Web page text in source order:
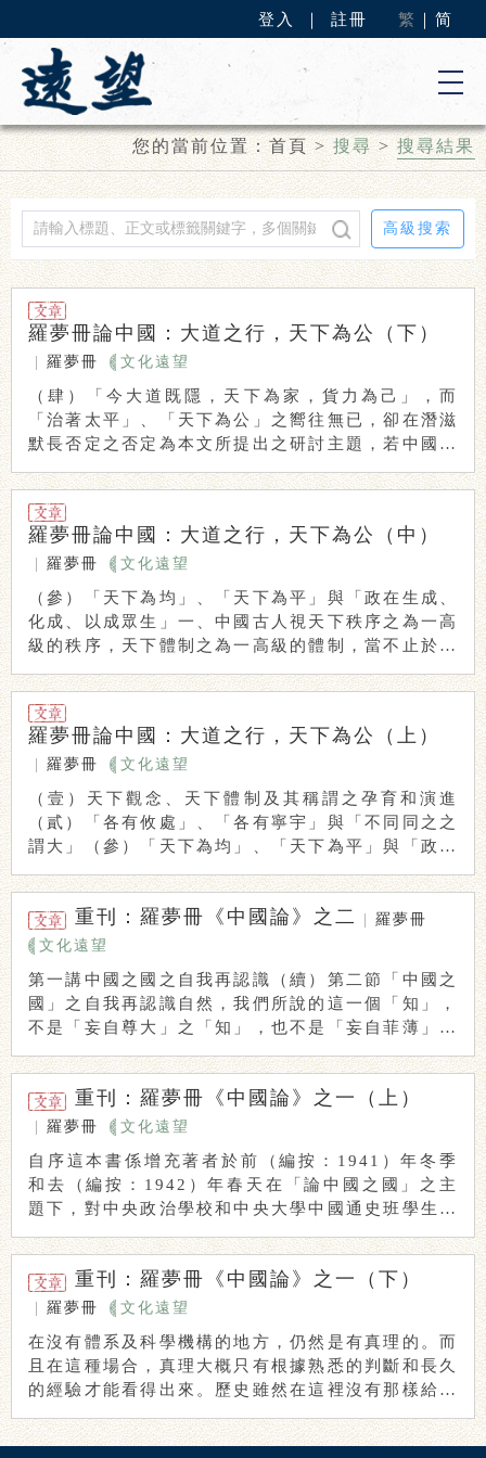
登入 註冊 繁 简
您的當前位置：首頁> 搜尋>搜尋結果
高級搜索
羅夢冊論中國：大道之行，天下為公（下）
羅夢冊 文化遠望
（肆）「今大道既隱，天下為家，貨力為己」，而
「治著太平」、「天下為公」之嚮往無已，卻在潛滋
默長否定之否定為本文所提出之研討主題，若中國社
羅夢冊論中國：大道之行，天下為公（中）
| 羅夢冊 文化遠望
（參）「天下為均」、「天下為平」與「政在生成、
化成、以成眾生」一、中國古人視天下秩序之為一高
級的秩序，天下體制之為一高級的體制，當不止於前
羅夢冊論中國：大道之行，天下為公（上）
羅夢冊 文化遠望
（壹）天下觀念、天下體制及其稱謂之孕育和演進
（貳）「各有攸處」、「各有寧宇」與「不同同之之
謂大」（參）「天下為均」、「天下為平」與「政在
生成、 ...
重刊：羅夢冊《中國論》之二
羅夢冊
文化遠望
第一講中國之國之自我再認識（續）第二節「中國之
國」之自我再認識自然，我們所說的這一個「知」，
不是「妄自尊大」之「知」，也不是「妄自菲薄」之
「知 ...
重刊：羅夢冊《中國論》之一（上）
羅夢冊 文化遠望
自序這本書係增充著者於前（編按：1941）年冬季
和去（編按：1942）年春天在「論中國之國」之主
題下，對中央政治學校和中央大學中國通史班學生所
...
重刊：羅夢冊《中國論》之一（下）
羅夢冊 文化遠望
在沒有體系及科學機構的地方，仍然是有真理的。而
且在這種場合，真理大概只有根據熟悉的判斷和長久
的經驗才能看得出來。歷史雖然在這裡沒有那樣給與
一個 ...